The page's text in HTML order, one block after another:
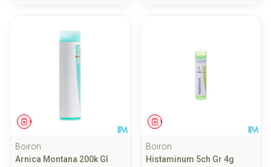
Geneesmiddel
Boiron
Arnica Montana 200k Gl
Geneesmiddel
Boiron
Histaminum 5ch Gr 4g